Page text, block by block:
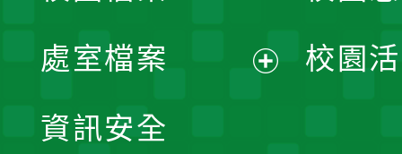
單
處室檔案
資訊安全
校園